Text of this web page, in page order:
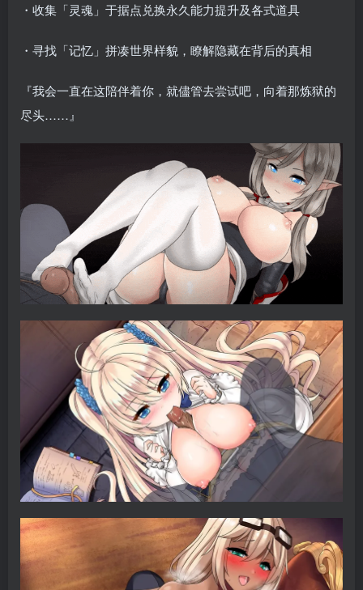
・收集「灵魂」于据点兑换永久能力提升及各式道具
・寻找「记忆」拼凑世界样貌，瞭解隐藏在背后的真相
『我会一直在这陪伴着你，就儘管去尝试吧，向着那炼狱的
尽头……』